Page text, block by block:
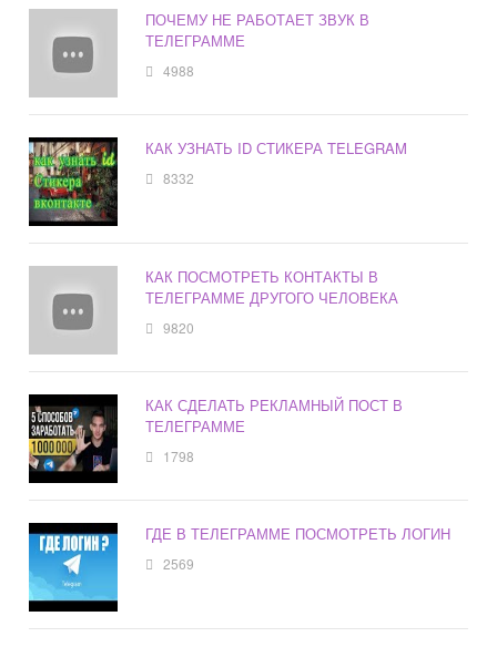
ПОЧЕМУ НЕ РАБОТАЕТ ЗВУК В
ТЕЛЕГРАММЕ
4988
КАК УЗНАТЬ ID СТИКЕРА TELEGRAM
8332
КАК ПОСМОТРЕТЬ КОНТАКТЫ В
ТЕЛЕГРАММЕ ДРУГОГО ЧЕЛОВЕКА
9820
КАК СДЕЛАТЬ РЕКЛАМНЫЙ ПОСТ В
ТЕЛЕГРАММЕ
1798
ГДЕ В ТЕЛЕГРАММЕ ПОСМОТРЕТЬ ЛОГИН
2569